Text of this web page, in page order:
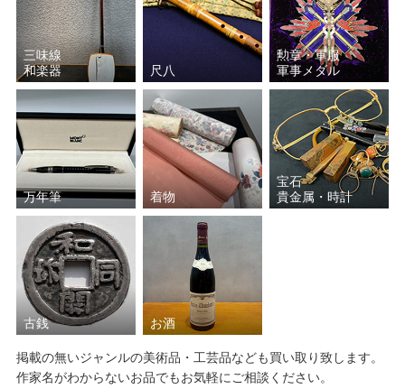
三味線
和楽器
尺八
勲章・軍服
軍事メダル
万年筆 着物
宝石
貴金属・時計
古銭 お酒
掲載の無いジャンルの美術品・工芸品なども買い取り致します。
作家名がわからないお品でもお気軽にご相談ください。